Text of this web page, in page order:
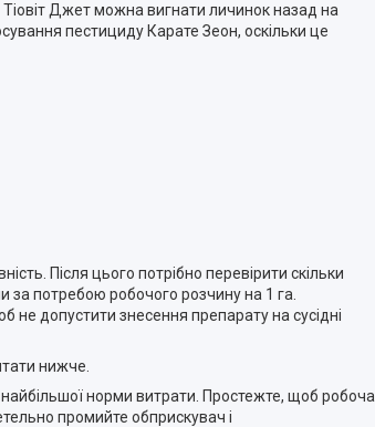
Тіовіт Джет можна вигнати личинок назад на
пестициду Карате Зеон, оскільки це
Після цього потрібно перевірити скільки
за потребою робочого розчину на 1 га.
не допустити знесення препарату на сусідні
нижче.
найбільшої норми витрати. Простежте, щоб робоча
промийте обприскувач і